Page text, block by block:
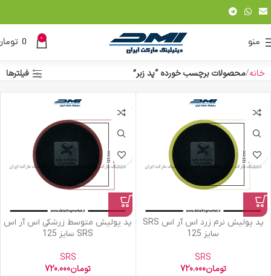
منو 0
0
خانه محصولات برچسب خورده “پد زبر” فیلترها
پد پولیش نرم زرد اس آر اس SRS
سایز 125
SRS
تومان720.000
پد پولیش متوسط زرشکی اس آر اس
SRS سایز 125
SRS
تومان720.000